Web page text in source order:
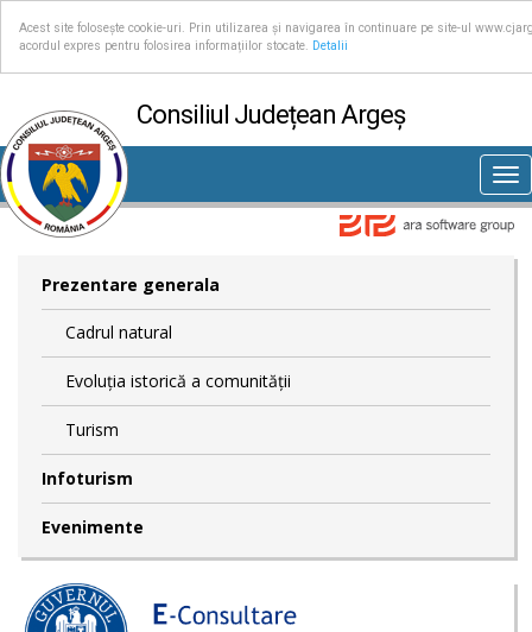
Acest site folosește cookie-uri. Prin utilizarea și navigarea în continuare pe site-ul
acordul expres pentru folosirea informațiilor stocate.
Detalii
Consiliul Județean Argeș
Prezentare generala
Cadrul natural
Evoluția istorică a comunității
Turism
Infoturism
Evenimente